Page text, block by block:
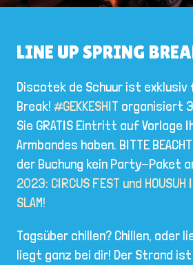
LINE UP SPRING
Discotek de Schuur ist exklusiv
Break! #GEKKESHIT organisiert
Sie GRATIS Eintritt auf Vorlage
Armbandes haben. BITTE
der Buchung kein Party-Paket
2023: CIRCUS FEST und HOUSUH
SLAM!
Tagsüber chillen? Chillen, oder
liegt ganz bei dir! Der Strand